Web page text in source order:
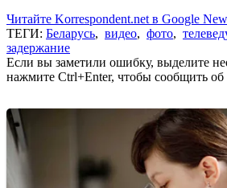
Читайте Korrespondent.net в Google
ТЕГИ: Беларусь, видео, фото,
задержание
Если вы заметили ошибку, выделите
нажмите Ctrl+Enter, чтобы сообщить об